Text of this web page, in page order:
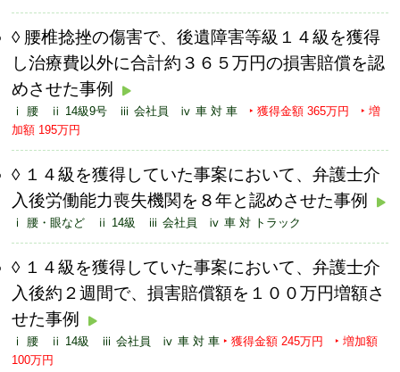
腰椎捻挫の傷害で、後遺障害等級１４級を獲得
し治療費以外に合計約３６５万円の損害賠償を認
めさせた事例
ⅰ 腰 ⅱ 14級9号 ⅲ 会社員 ⅳ 車 対 車‣ 獲得金額 365万円 ‣ 増
加額 195万円
１４級を獲得していた事案において、弁護士介
入後労働能力喪失機関を８年と認めさせた事例
ⅰ 腰・眼など ⅱ 14級 ⅲ 会社員 ⅳ 車 対 トラック
１４級を獲得していた事案において、弁護士介
入後約２週間で、損害賠償額を１００万円増額さ
せた事例
ⅰ 腰 ⅱ 14級 ⅲ 会社員 ⅳ 車 対 車‣ 獲得金額 245万円 ‣ 増加額
100万円